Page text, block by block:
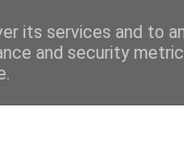
ABOUT ME
its services and to
and security